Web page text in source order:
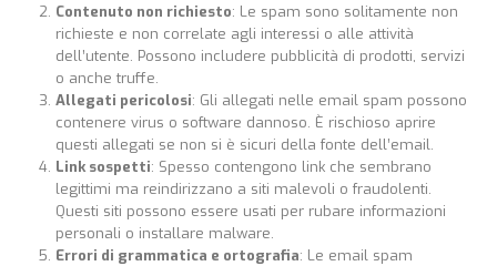
Contenuto non richiesto: Le spam sono solitamente non
richieste e non correlate agli interessi o alle attività
dell’utente. Possono includere pubblicità di prodotti, servizi
o anche truffe.
Allegati pericolosi: Gli allegati nelle email spam possono
contenere virus o software dannoso. È rischioso aprire
questi allegati se non si è sicuri della fonte dell’email.
Link sospetti: Spesso contengono link che sembrano
legittimi ma reindirizzano a siti malevoli o fraudolenti.
Questi siti possono essere usati per rubare informazioni
personali o installare malware.
Errori di grammatica e ortografia: Le email spam